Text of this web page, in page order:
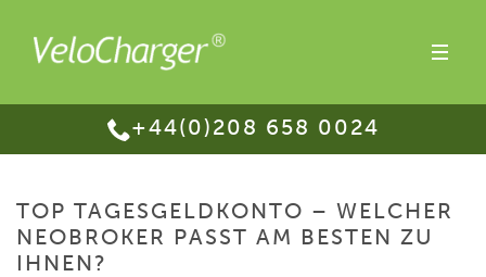
+44(0)208 658 0024
TOP TAGESGELDKONTO – WELCHER
NEOBROKER PASST AM BESTEN ZU
IHNEN?